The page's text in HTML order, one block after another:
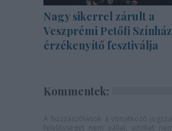
Nagy sikerrel zárult a
Veszprémi Petőfi Színház
érzékenyítő fesztiválja
Kommentek: